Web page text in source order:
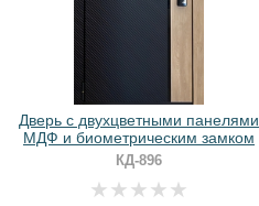
Хочу такую
Дверь с двухцветными панелями
МДФ и биометрическим замком
КД-896